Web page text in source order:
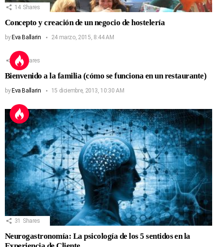
14 Shares
Concepto y creación de un negocio de hostelería
by Eva Ballarin 24 marzo, 2015, 8:44 AM
13 Shares
Bienvenido a la familia (cómo se funciona en un restaurante)
by Eva Ballarin 15 diciembre, 2013, 10:30 AM
31 Shares
Neurogastronomía: La psicología de los 5 sentidos en la